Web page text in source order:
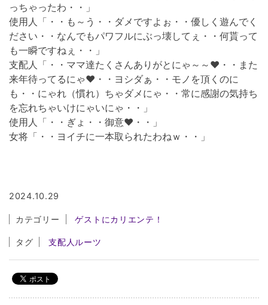
っちゃったわ・・」
使用人「・・も～う・・ダメですよぉ・・優しく遊んでく
ださい・・なんでもパワフルにぶっ壊してぇ・・何貰って
も一瞬ですねぇ・・」
支配人「・・ママ達たくさんありがとにゃ～～❤・・また
来年待ってるにゃ❤・・ヨシダぁ・・モノを頂くのに
も・・にゃれ（慣れ）ちゃダメにゃ・・常に感謝の気持ち
を忘れちゃいけにゃいにゃ・・」
使用人「・・ぎょ・・御意❤・・」
女将「・・ヨイチに一本取られたわねｗ・・」
2024.10.29
カテゴリー ゲストにカリエンテ！
タグ 支配人ルーツ